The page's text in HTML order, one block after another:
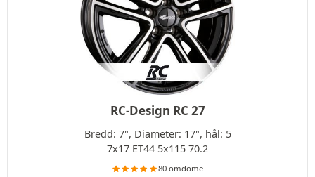
RC-Design RC 27
Bredd: 7", Diameter: 17", hål: 5
7x17 ET44 5x115 70.2
80 omdöme